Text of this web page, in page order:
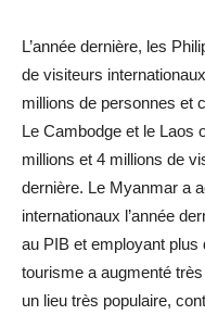
L’année dernière, les
de visiteurs
millions de personnes et
Le Cambodge et le Laos
millions et 4 millions de
dernière. Le Myanmar a
internationaux l’année
au PIB et employant plus
tourisme a augmenté
un lieu très populaire,